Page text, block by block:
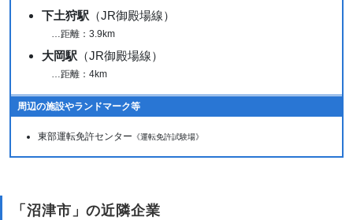
下土狩駅 （JR御殿場線）
…距離：3.9km
大岡駅 （JR御殿場線）
…距離：4km
周辺の施設やランドマーク等
東部運転免許センター 《運転免許試験場》
「沼津市」の近隣企業